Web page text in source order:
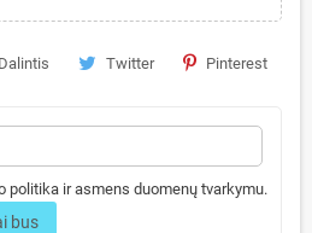
Dalintis Twitter Pinterest
politika ir asmens duomenų tvarkymu.
bus